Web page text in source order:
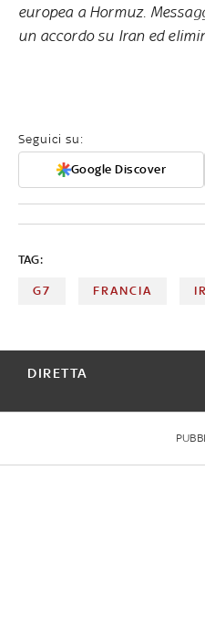
europea a Hormuz.
un accordo su Iran ed
Seguici su:
Google Discover
TAG:
G7 FRANCIA
DIRETTA